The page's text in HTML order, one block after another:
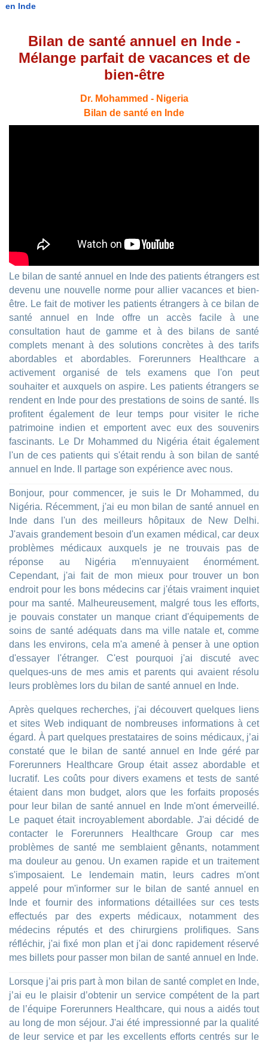
en Inde
Bilan de santé annuel en Inde -
Mélange parfait de vacances et de
bien-être
Dr. Mohammed - Nigeria
Bilan de santé en Inde
Le bilan de santé annuel en Inde des patients étrangers est
devenu une nouvelle norme pour allier vacances et bien-
être. Le fait de motiver les patients étrangers à ce bilan de
santé annuel en Inde offre un accès facile à une
consultation haut de gamme et à des bilans de santé
complets menant à des solutions concrètes à des tarifs
abordables et abordables. Forerunners Healthcare a
activement organisé de tels examens que l'on peut
souhaiter et auxquels on aspire. Les patients étrangers se
rendent en Inde pour des prestations de soins de santé. Ils
profitent également de leur temps pour visiter le riche
patrimoine indien et emportent avec eux des souvenirs
fascinants. Le Dr Mohammed du Nigéria était également
l'un de ces patients qui s'était rendu à son bilan de santé
annuel en Inde. Il partage son expérience avec nous.
Bonjour, pour commencer, je suis le Dr Mohammed, du
Nigéria. Récemment, j'ai eu mon bilan de santé annuel en
Inde dans l'un des meilleurs hôpitaux de New Delhi.
J'avais grandement besoin d'un examen médical, car deux
problèmes médicaux auxquels je ne trouvais pas de
réponse au Nigéria m'ennuyaient énormément.
Cependant, j'ai fait de mon mieux pour trouver un bon
endroit pour les bons médecins car j'étais vraiment inquiet
pour ma santé. Malheureusement, malgré tous les efforts,
je pouvais constater un manque criant d'équipements de
soins de santé adéquats dans ma ville natale et, comme
dans les environs, cela m'a amené à penser à une option
d'essayer l'étranger. C'est pourquoi j'ai discuté avec
quelques-uns de mes amis et parents qui avaient résolu
leurs problèmes lors du bilan de santé annuel en Inde.
Après quelques recherches, j'ai découvert quelques liens
et sites Web indiquant de nombreuses informations à cet
égard. À part quelques prestataires de soins médicaux, j’ai
constaté que le bilan de santé annuel en Inde géré par
Forerunners Healthcare Group était assez abordable et
lucratif. Les coûts pour divers examens et tests de santé
étaient dans mon budget, alors que les forfaits proposés
pour leur bilan de santé annuel en Inde m'ont émerveillé.
Le paquet était incroyablement abordable. J'ai décidé de
contacter le Forerunners Healthcare Group car mes
problèmes de santé me semblaient gênants, notamment
ma douleur au genou. Un examen rapide et un traitement
s'imposaient. Le lendemain matin, leurs cadres m'ont
appelé pour m'informer sur le bilan de santé annuel en
Inde et fournir des informations détaillées sur ces tests
effectués par des experts médicaux, notamment des
médecins réputés et des chirurgiens prolifiques. Sans
réfléchir, j'ai fixé mon plan et j'ai donc rapidement réservé
mes billets pour passer mon bilan de santé annuel en Inde.
Lorsque j’ai pris part à mon bilan de santé complet en Inde,
j’ai eu le plaisir d’obtenir un service compétent de la part
de l’équipe Forerunners Healthcare, qui nous a aidés tout
au long de mon séjour. J'ai été impressionné par la qualité
de leur service et par les excellents efforts centrés sur le